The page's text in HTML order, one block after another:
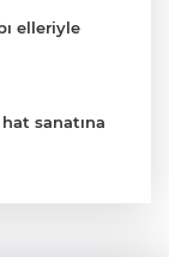
elleriyle
sanatına